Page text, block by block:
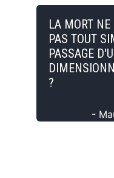
LA MORT NE
PAS TOUT
PASSAGE
?
-